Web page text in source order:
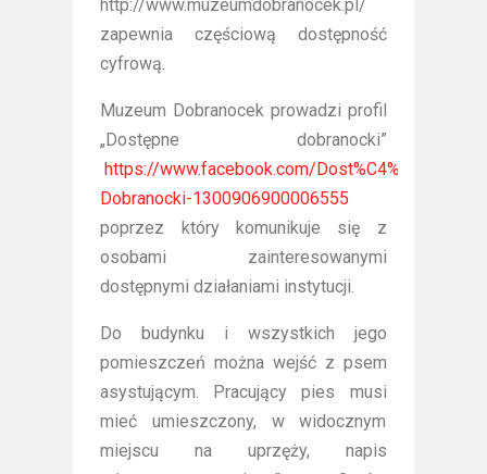
http://www.muzeumdobranocek.pl/
zapewnia częściową dostępność
cyfrową.
Muzeum Dobranocek prowadzi profil
„Dostępne dobranocki”
https://www.facebook.com/Dost%C4%99pne-
Dobranocki-1300906900006555
poprzez który komunikuje się z
osobami zainteresowanymi
dostępnymi działaniami instytucji.
Do budynku i wszystkich jego
pomieszczeń można wejść z psem
asystującym. Pracujący pies musi
mieć umieszczony, w widocznym
miejscu na uprzęży, napis